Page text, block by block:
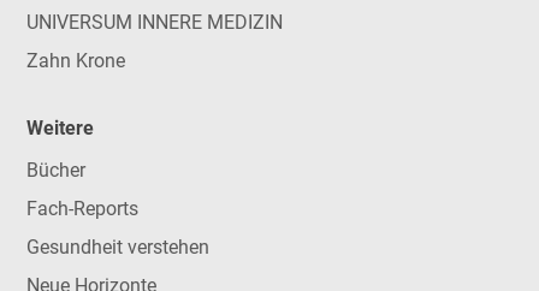
UNIVERSUM INNERE MEDIZIN
Zahn Krone
Weitere
Bücher
Fach-Reports
Gesundheit verstehen
Neue Horizonte